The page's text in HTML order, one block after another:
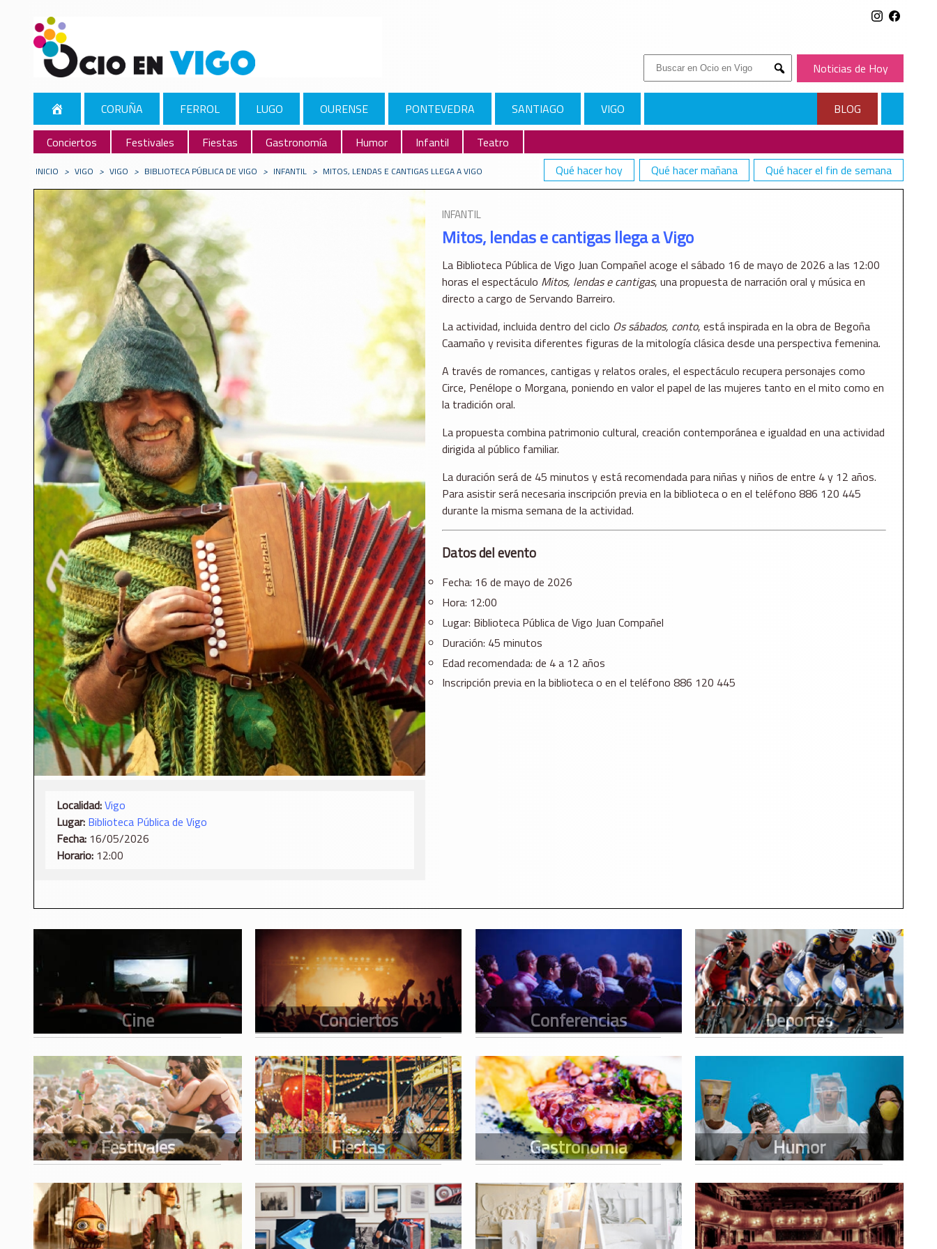
Buscar:
Submit
Noticias de Hoy
CORUÑA FERROL LUGO OURENSE PONTEVEDRA SANTIAGO VIGO
BLOG
Conciertos
Festivales Fiestas Gastronomía Humor Infantil
Teatro
Qué hacer hoy
Qué hacer mañana Qué hacer el fin de semana
INICIO > VIGO > VIGO > BIBLIOTECA PÚBLICA DE VIGO > INFANTIL > MITOS, LENDAS E CANTIGAS LLEGA A VIGO
Localidad:Vigo
Lugar: Biblioteca Pública de Vigo
Fecha: 16/05/2026
Horario: 12:00
INFANTIL
Mitos, lendas e cantigas llega a Vigo
La Biblioteca Pública de Vigo Juan Compañel acoge el sábado 16 de mayo de 2026 a las 12:00
horas el espectáculo Mitos, lendas e cantigas, una propuesta de narración oral y música en
directo a cargo de Servando Barreiro.
La actividad, incluida dentro del ciclo Os sábados, conto, está inspirada en la obra de Begoña
Caamaño y revisita diferentes figuras de la mitología clásica desde una perspectiva femenina.
A través de romances, cantigas y relatos orales, el espectáculo recupera personajes como
Circe, Penélope o Morgana, poniendo en valor el papel de las mujeres tanto en el mito como en
la tradición oral.
La propuesta combina patrimonio cultural, creación contemporánea e igualdad en una actividad
dirigida al público familiar.
La duración será de 45 minutos y está recomendada para niñas y niños de entre 4 y 12 años.
Para asistir será necesaria inscripción previa en la biblioteca o en el teléfono 886 120 445
durante la misma semana de la actividad.
Datos del evento
Fecha: 16 de mayo de 2026
Hora: 12:00
Lugar: Biblioteca Pública de Vigo Juan Compañel
Duración: 45 minutos
Edad recomendada: de 4 a 12 años
Inscripción previa en la biblioteca o en el teléfono 886 120 445